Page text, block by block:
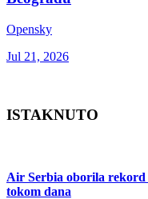
Opensky
Jul 21, 2026
ISTAKNUTO
Air Serbia oborila rekord
tokom dana